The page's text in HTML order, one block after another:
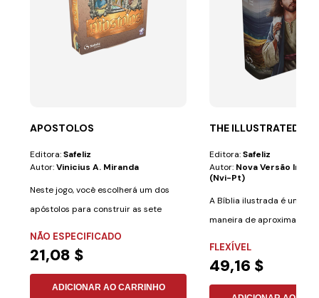
APOSTOLOS
Editora:Safeliz
Autor:Vinicius A. Miranda
Neste jogo, você escolherá um dos
apóstolos para construir as sete
NÃO ESPECIFICADO
21,08 $
ADICIONAR AO CARRINHO
THE ILLUSTRATED
Editora:Safeliz
Autor: Nova Versão
(nvi-Pt)
A Bíblia ilustrada é uma
maneira de aproximar
adultos de um...
FLEXÍVEL
49,16 $